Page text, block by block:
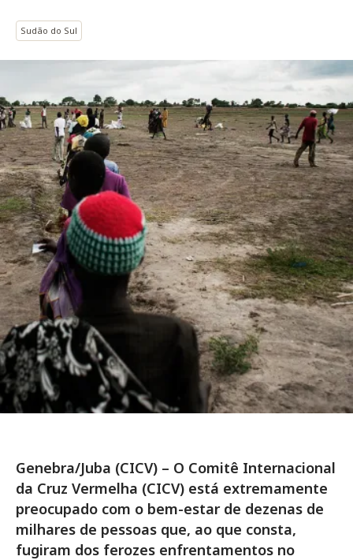
Sudão do Sul
Genebra/Juba (CICV) – O Comitê Internacional
da Cruz Vermelha (CICV) está extremamente
preocupado com o bem-estar de dezenas de
milhares de pessoas que, ao que consta,
fugiram dos ferozes enfrentamentos no